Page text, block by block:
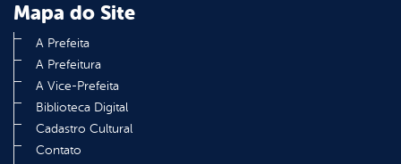
Mapa do Site
A Prefeita
A Prefeitura
A Vice-Prefeita
Biblioteca Digital
Cadastro Cultural
Contato